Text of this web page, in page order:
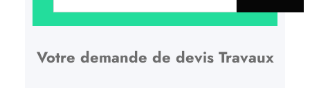
eVotre demande de devis Travaux